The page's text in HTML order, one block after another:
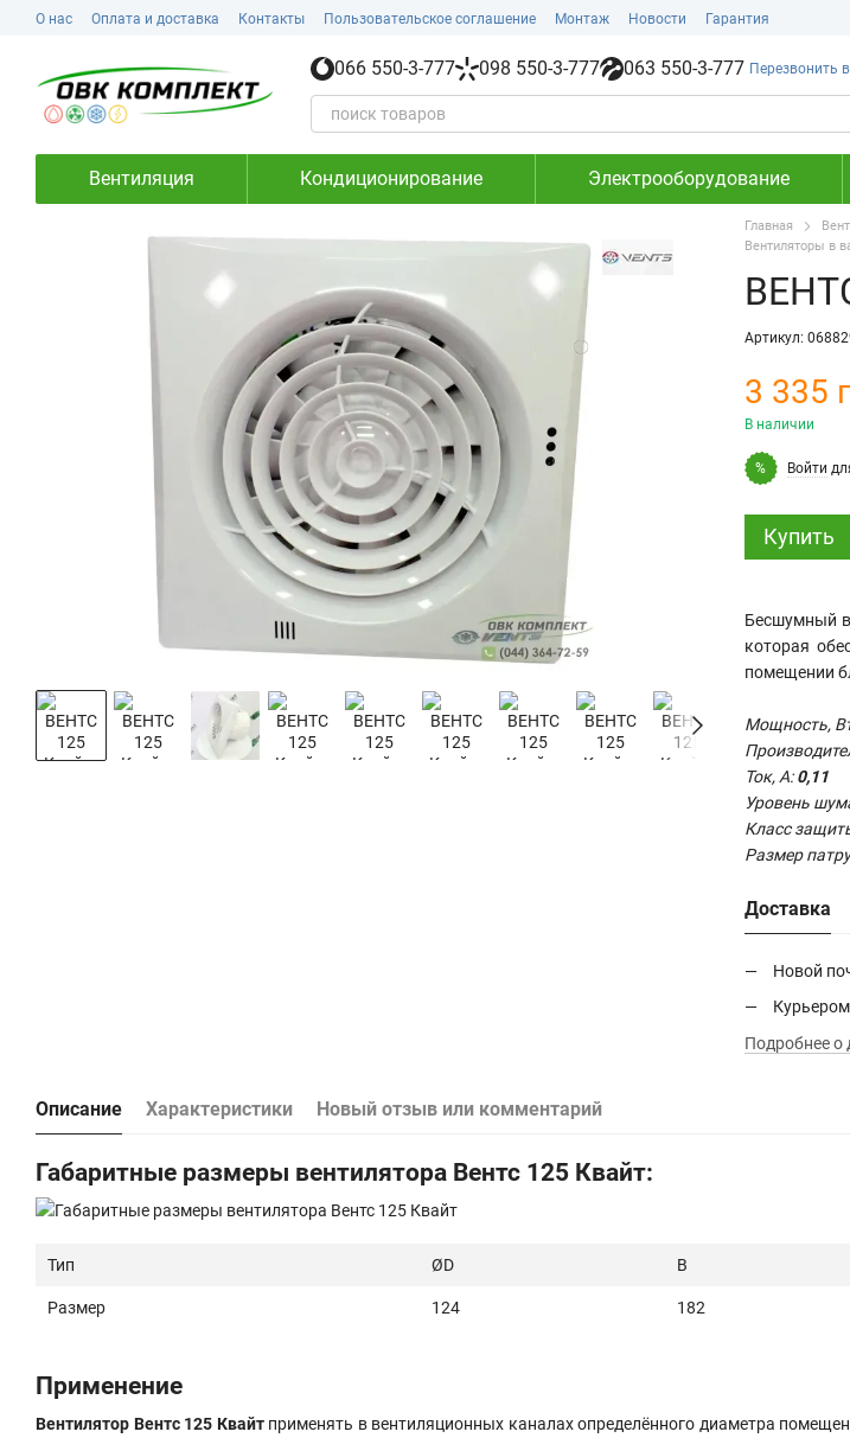
Перейти к основному контенту
О нас Оплата и доставка Контакты Пользовательское соглашение Монтаж Новости Гарантия
066 550-3-777 098 550-3-777 063 550-3-777 Перезвонить
Вентиляция Кондиционирование Электрооборудование
Главная
Вентиляторы в
Артикул:
3 335
В наличии
% Войти
Купить
Бесшумный
которая
помещении
Мощность,
Ток, А:0,11
Уровень
Класс
Размер
Доставка
Новой
Подробнее о
Описание Характеристики Новый отзыв или комментарий
Габаритные размеры вентилятора Вентс 125 Квайт:
Тип ØD В
Размер 124 182
Применение
Вентилятор Вентс 125 Квайтприменять в вентиляционных каналах определённого диаметра